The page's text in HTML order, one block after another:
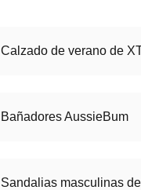
Calzado de verano de
Bañadores AussieBum
Sandalias masculinas